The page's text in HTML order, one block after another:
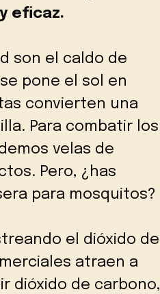
eficaz.
son el caldo de
pone el sol en
convierten una
Para combatir los
velas de
Pero, ¿has
para mosquitos?
el dióxido de
atraen a
dióxido de carbono,